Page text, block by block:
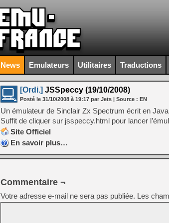
News Emulateurs Utilitaires Traductions
[Ordi.] JSSpeccy (19/10/2008)
Posté le 31/10/2008 à 19:17 par Jets | Source : EN
Un émulateur de Sinclair Zx Spectrum écrit en
Suffit de cliquer sur jsspeccy.html pour lancer
Site Officiel
En savoir plus…
Commentaire ¬
Votre adresse e-mail ne sera pas publiée. Les